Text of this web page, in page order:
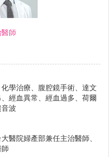
師
學治療、腹腔鏡手術、達文
經血異常、經血過多、荷爾
波
醫院婦產部兼任主治醫師、